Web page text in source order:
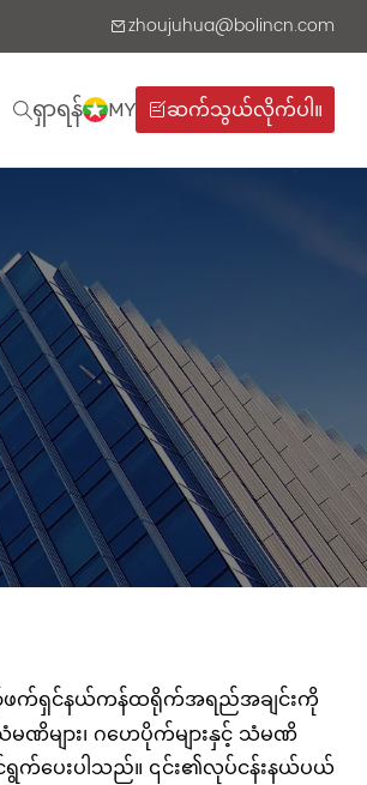
zhoujuhua@bolincn.com
ရှာရန် MY ဆက်သွယ်လိုက်ပါ။
ာ်ဖက်ရှင်နယ်ကန်ထရိုက်အရည်အချင်းကို
မဏိများ၊ ဂဟေပိုက်များနှင့် သံမဏိ
ရွက်ပေးပါသည်။ ၎င်း၏လုပ်ငန်းနယ်ပယ်